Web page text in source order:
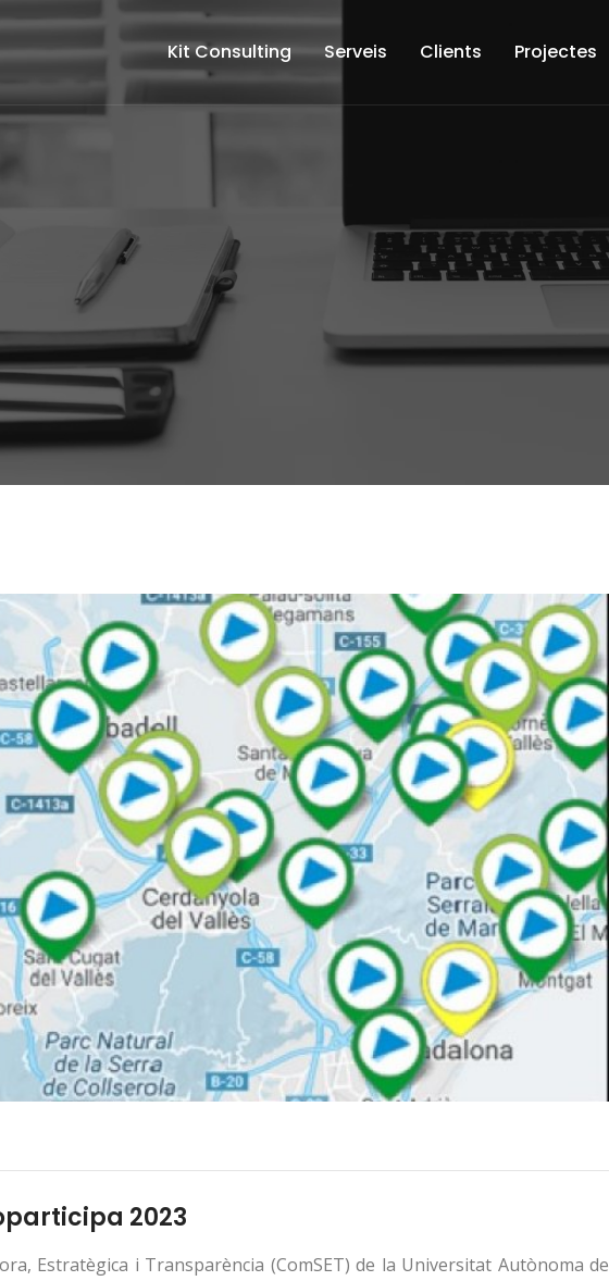
Kit Consulting Serveis Clients Projectes
2023
Estratègica i Transparència (ComSET) de la Universitat Autònoma de